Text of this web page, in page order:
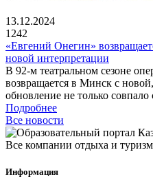
13.12.2024
1242
«Евгений Онегин»
новой интерпретации
В 92-м театральном сезоне
возвращается в Минск с
обновление не только
Подробнее
Все новости
Все компании отдыха и
Информация